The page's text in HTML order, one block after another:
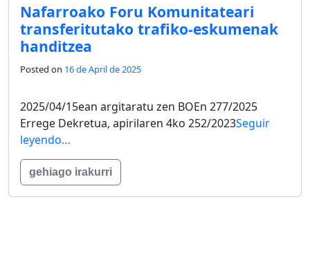
Nafarroako Foru Komunitateari
transferitutako trafiko-eskumenak
handitzea
Posted on 16 de April de 2025
2025/04/15ean argitaratu zen BOEn 277/2025
Errege Dekretua, apirilaren 4ko 252/2023Seguir
leyendo…
gehiago irakurri